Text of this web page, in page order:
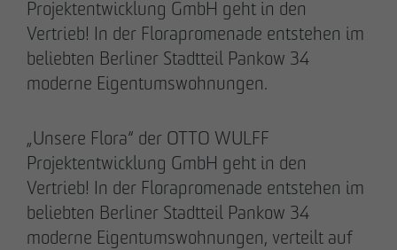
Projektentwicklung GmbH geht in den
Vertrieb! In der Florapromenade entstehen im
beliebten Berliner Stadtteil Pankow 34
moderne Eigentumswohnungen.
„Unsere Flora“ der OTTO WULFF
Projektentwicklung GmbH geht in den
Vertrieb! In der Florapromenade entstehen im
beliebten Berliner Stadtteil Pankow 34
moderne Eigentumswohnungen, verteilt auf
Downloads
Impressum
Datenschutz
Barrierefreiheitserklärung
28.05.2026
Urbanes Wohnen in Lindenau: Spatenstich für
neue Eigentumswohnungen im Leipziger